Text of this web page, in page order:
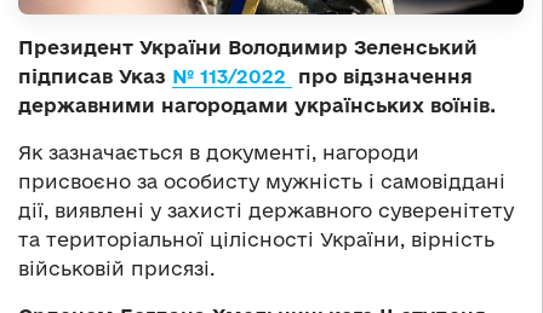
Президент України Володимир Зеленський
підписав Указ № 113/2022 про відзначення
державними нагородами українських воїнів.
Як зазначається в документі, нагороди
присвоєно за особисту мужність і самовіддані
дії, виявлені у захисті державного суверенітету
та територіальної цілісності України, вірність
військовій присязі.